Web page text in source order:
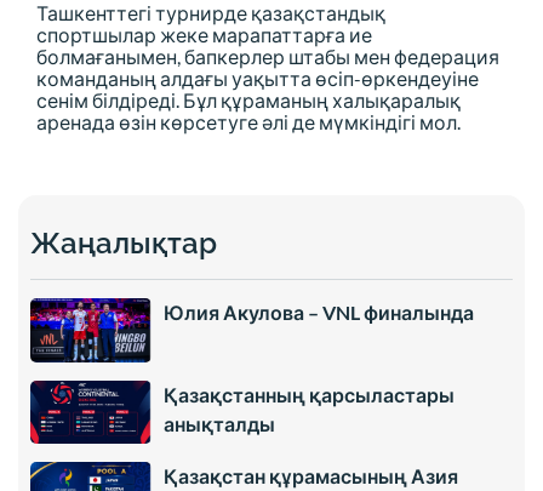
Ташкенттегі турнирде қазақстандық
спортшылар жеке марапаттарға ие
болмағанымен, бапкерлер штабы мен федерация
команданың алдағы уақытта өсіп-өркендеуіне
сенім білдіреді. Бұл құраманың халықаралық
аренада өзін көрсетуге әлі де мүмкіндігі мол.
Жаңалықтар
Юлия Акулова – VNL финалында
Қазақстанның қарсыластары
анықталды
Қазақстан құрамасының Азия